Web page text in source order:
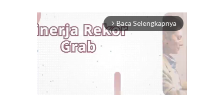
arrow_forward_ios Baca Selengkapnya